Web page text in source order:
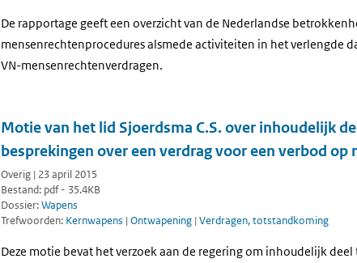
De rapportage geeft een overzicht van de Nederlandse
mensenrechtenprocedures alsmede activiteiten in het verlengde
VN-mensenrechtenverdragen.
Motie van het lid Sjoerdsma C.S. over inhoudelijk
besprekingen over een verdrag voor een verbod op
Overig | 23 april 2015
Bestand: pdf - 35.4KB
Dossier:Wapens
Trefwoorden: Kernwapens | Ontwapening | Verdragen, totstandkoming
Deze motie bevat het verzoek aan de regering om inhoudelijk